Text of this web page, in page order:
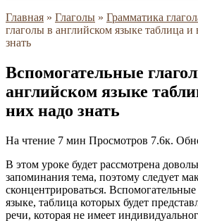
Главная » Глаголы » Грамматика
глаголы в английском языке таблица и
знать
Вспомогательные
английском языке
них надо знать
На чтение 7 мин Просмотров 7.6к.
В этом уроке будет рассмотрена
запоминания тема, поэтому следует
сконцентрироваться.
языке, таблица которых будет
речи, которая не имеет